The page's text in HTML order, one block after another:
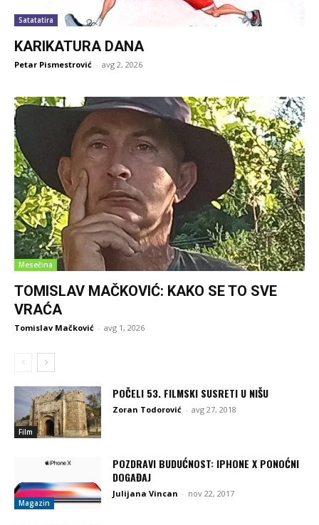
Satatatira
KARIKATURA DANA
Petar Pismestrović - avg 2, 2026
Mesečina
TOMISLAV MAČKOVIĆ: KAKO SE TO SVE
VRAĆA
Tomislav Mačković - avg 1, 2026
Film
POČELI 53. FILMSKI SUSRETI U NIŠU
Zoran Todorović - avg 27, 2018
Magazin
POZDRAVI BUDUĆNOST: IPHONE X PONOĆNI
DOGAĐAJ
Julijana Vincan - nov 22, 2017